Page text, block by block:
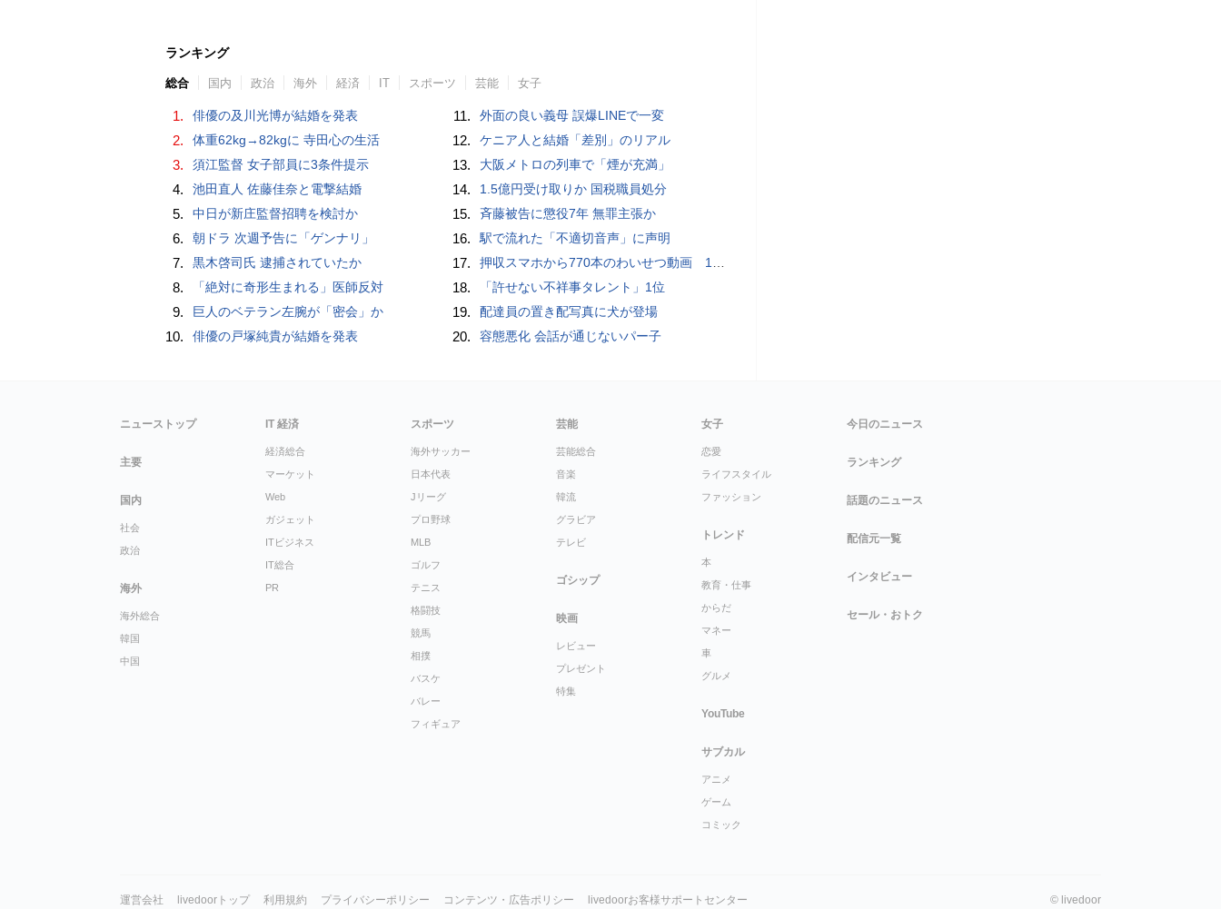
ランキング
総合 国内 政治 海外 経済 IT スポーツ 芸能 女子
1. 俳優の及川光博が結婚を発表
2. 体重62kg→82kgに 寺田心の生活
3. 須江監督 女子部員に3条件提示
4. 池田直人 佐藤佳奈と電撃結婚
5. 中日が新庄監督招聘を検討か
6. 朝ドラ 次週予告に「ゲンナリ」
7. 黒木啓司氏 逮捕されていたか
8. 「絶対に奇形生まれる」医師反対
9. 巨人のベテラン左腕が「密会」か
10. 俳優の戸塚純貴が結婚を発表
11. 外面の良い義母 誤爆LINEで一変
12. ケニア人と結婚「差別」のリアル
13. 大阪メトロの列車で「煙が充満」
14. 1.5億円受け取りか 国税職員処分
15. 斉藤被告に懲役7年 無罪主張か
16. 駅で流れた「不適切音声」に声明
17. 押収スマホから770本のわいせつ動画 15歳少女に酒と薬飲ませ性的暴行か 54歳男を再逮捕 「薬もありますよ」とSNSで誘い出し
18. 「許せない不祥事タレント」1位
19. 配達員の置き配写真に犬が登場
20. 容態悪化 会話が通じないパー子
ニューストップ
主要
国内
社会
政治
海外
海外総合
韓国
中国
IT 経済
経済総合
マーケット
Web
ガジェット
ITビジネス
IT総合
PR
スポーツ
海外サッカー
日本代表
Jリーグ
プロ野球
MLB
ゴルフ
テニス
格闘技
競馬
相撲
バスケ
バレー
フィギュア
芸能
芸能総合
音楽
韓流
グラビア
テレビ
ゴシップ
映画
レビュー
プレゼント
特集
女子
恋愛
ライフスタイル
ファッション
トレンド
本
教育・仕事
からだ
マネー
車
グルメ
YouTube
サブカル
アニメ
ゲーム
コミック
今日のニュース
ランキング
話題のニュース
配信元一覧
インタビュー
セール・おトク
運営会社 livedoorトップ 利用規約 プライバシーポリシー コンテンツ・広告ポリシー livedoorお客様サポートセンター © livedoor